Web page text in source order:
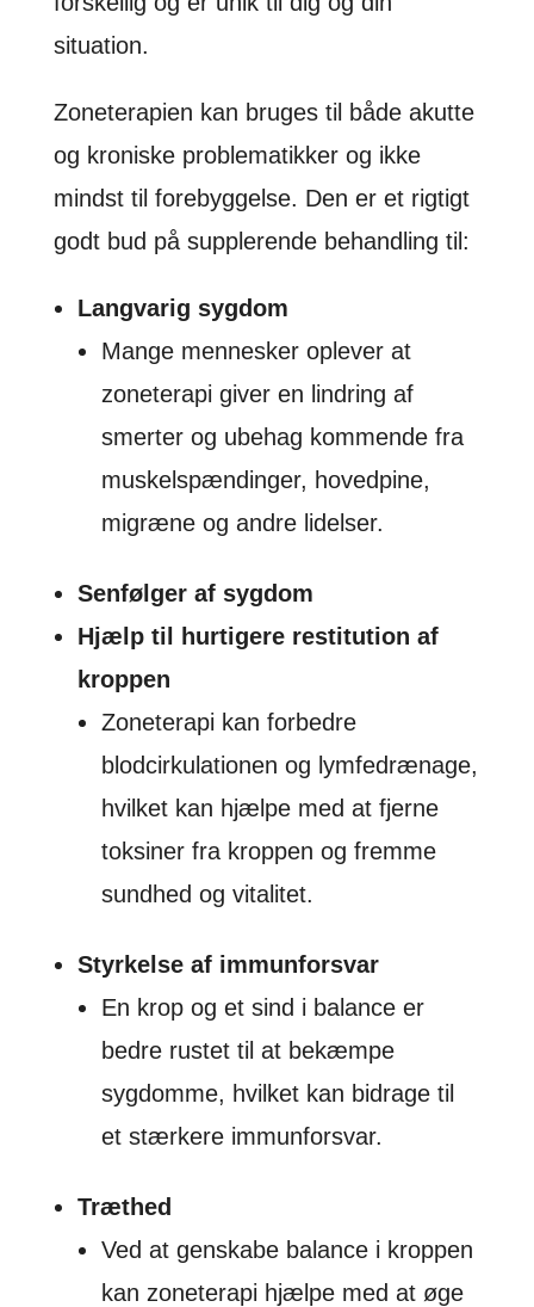
situation.
Zoneterapien kan bruges til både akutte
og kroniske problematikker og ikke
mindst til forebyggelse. Den er et rigtigt
godt bud på supplerende behandling til:
Langvarig sygdom
Mange mennesker oplever at
zoneterapi giver en lindring af
smerter og ubehag kommende fra
muskelspændinger, hovedpine,
migræne og andre lidelser.
Senfølger af sygdom
Hjælp til hurtigere restitution af
kroppen
Zoneterapi kan forbedre
blodcirkulationen og lymfedrænage,
hvilket kan hjælpe med at fjerne
toksiner fra kroppen og fremme
sundhed og vitalitet.
Styrkelse af immunforsvar
En krop og et sind i balance er
bedre rustet til at bekæmpe
sygdomme, hvilket kan bidrage til
et stærkere immunforsvar.
Træthed
Ved at genskabe balance i kroppen
kan zoneterapi hjælpe med at øge